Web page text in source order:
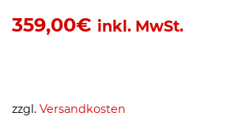
359,00€ inkl. MwSt.
zzgl. Versandkosten